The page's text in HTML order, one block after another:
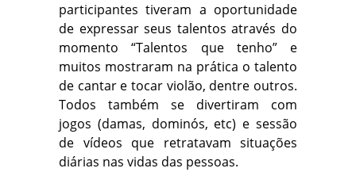
participantes tiveram a oportunidade
de expressar seus talentos através do
momento “Talentos que tenho” e
muitos mostraram na prática o talento
de cantar e tocar violão, dentre outros.
Todos também se divertiram com
jogos (damas, dominós, etc) e sessão
de vídeos que retratavam situações
diárias nas vidas das pessoas.